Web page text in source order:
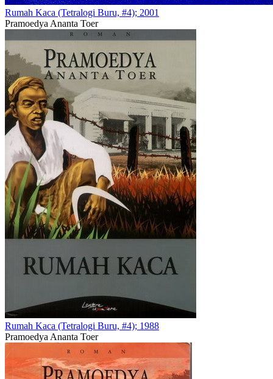
Rumah Kaca (Tetralogi Buru, #4); 2001
Pramoedya Ananta Toer
Rumah Kaca (Tetralogi Buru, #4); 1988
Pramoedya Ananta Toer